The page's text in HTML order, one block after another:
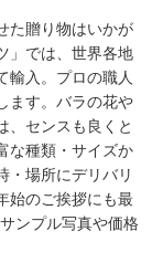
た贈り物はいかが
」では、世界各地
輸入。プロの職人
ます。バラの花や
、センスも良くと
な種類・サイズか
・場所にデリバリ
始のご挨拶にも最
ンプル写真や価格